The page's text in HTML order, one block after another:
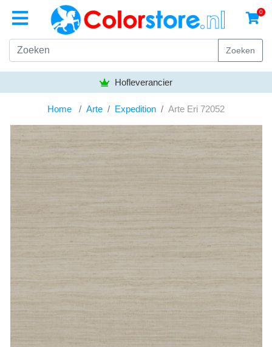
0
Zoeken
Bezorgen gratis vanaf
Home Arte Expedition Arte Eri 72052